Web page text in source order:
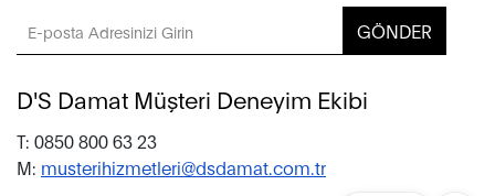
GÖNDER
D'S Damat Müşteri Deneyim Ekibi
T: 0850 800 63 23
M: musterihizmetleri@dsdamat.com.tr